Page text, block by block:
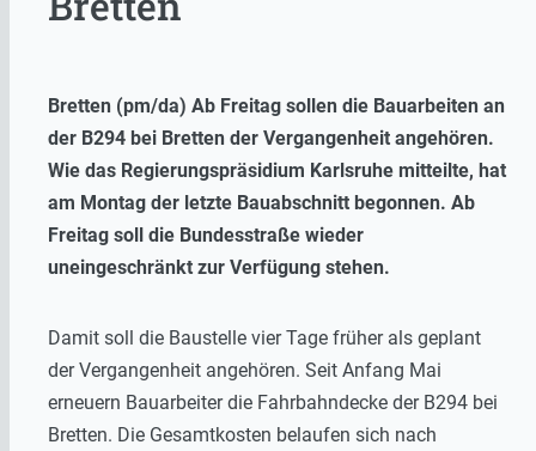
Bretten (pm/da) Ab Freitag sollen die Bauarbeiten an
der B294 bei Bretten der Vergangenheit angehören.
Wie das Regierungspräsidium Karlsruhe mitteilte, hat
am Montag der letzte Bauabschnitt begonnen. Ab
Freitag soll die Bundesstraße wieder
uneingeschränkt zur Verfügung stehen.
Damit soll die Baustelle vier Tage früher als geplant
der Vergangenheit angehören. Seit Anfang Mai
erneuern Bauarbeiter die Fahrbahndecke der B294 bei
Bretten. Die Gesamtkosten belaufen sich nach